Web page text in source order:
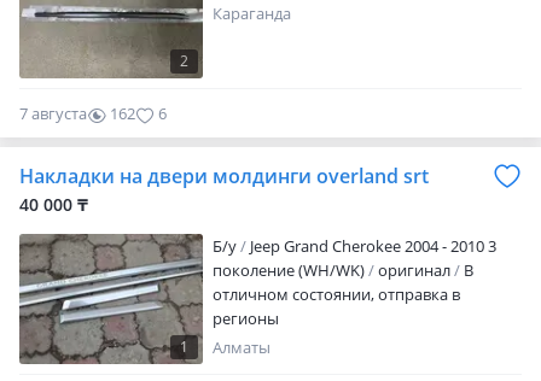
2
Караганда
7 августа 162 6
Накладки на двери молдинги overland srt
40 000 ₸
1
Б/y
Jeep Grand Cherokee 2004 - 2010 3
поколение (WH/WK)
оригинал
В
отличном состоянии, отправка в
регионы
Алматы